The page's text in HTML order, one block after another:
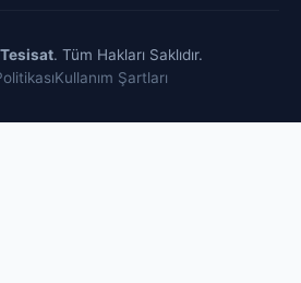
. Tüm Hakları Saklıdır.
Kullanım Şartları